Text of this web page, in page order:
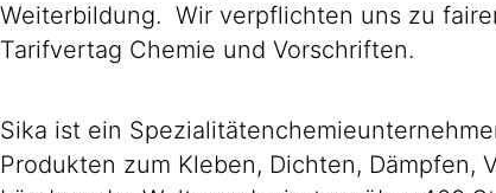
Weiterbildung. Wir verpflichten uns zu
Tarifvertag Chemie und Vorschriften.
Sika ist ein
Produkten zum Kleben, Dichten, Dämpfen,